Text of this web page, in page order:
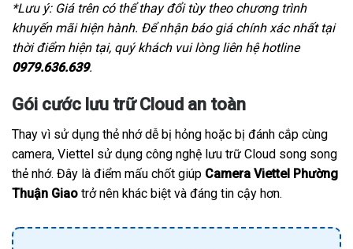
*Lưu ý: Giá trên có thể thay đổi tùy theo chương trình
khuyến mãi hiện hành. Để nhận báo giá chính xác nhất tại
thời điểm hiện tại, quý khách vui lòng liên hệ hotline
0979.636.639.
Gói cước lưu trữ Cloud an toàn
Thay vì sử dụng thẻ nhớ dễ bị hỏng hoặc bị đánh cắp cùng
camera, Viettel sử dụng công nghệ lưu trữ Cloud song song
thẻ nhớ. Đây là điểm mấu chốt giúp Camera Viettel Phường
Thuận Giao trở nên khác biệt và đáng tin cậy hơn.